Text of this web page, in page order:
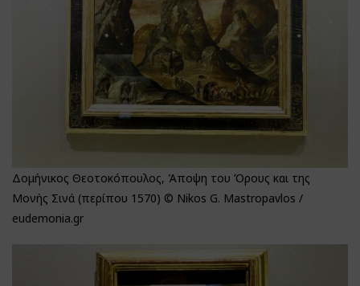
Δομήνικος Θεοτοκόπουλος, Άποψη του Όρους και της
Μονής Σινά (περίπου 1570) © Nikos G. Mastropavlos /
eudemonia.gr